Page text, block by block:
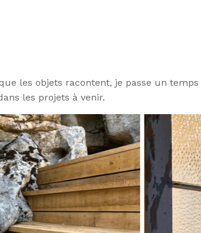
les objets racontent, je passe un
les projets à venir.